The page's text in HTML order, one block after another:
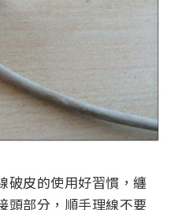
破皮的使用好習慣，纏
頭部分，順手理線不要